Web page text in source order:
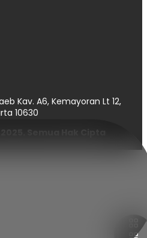
Kav. A6, Kemayoran Lt 12,
10630
Semua Hak Cipta